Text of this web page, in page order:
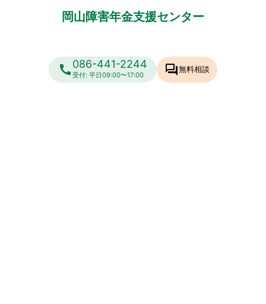
岡山障害年金支援センター
call086-441-2244
受付: 平日09:00〜17:00 forum無料相談